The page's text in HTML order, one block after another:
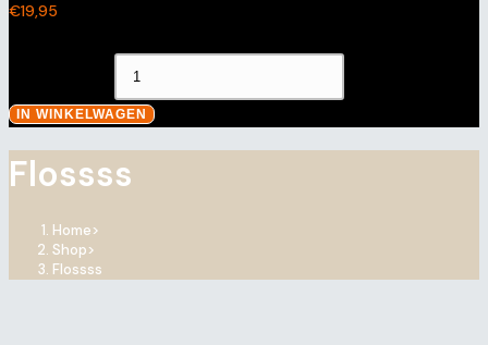
€19,95
IN WINKELWAGEN
Flossss
Home>
Shop>
Flossss